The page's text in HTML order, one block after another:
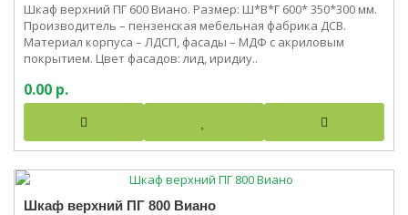
Шкаф верхний ПГ 600 Виано. Размер: Ш*В*Г 600* 350*300 мм.
Производитель – пензенская мебельная фабрика ДСВ.
Материал корпуса – ЛДСП, фасады – МДФ с акриловым
покрытием. Цвет фасадов: лид, иридиу..
0.00 р.
Шкаф верхний ПГ 800 Виано